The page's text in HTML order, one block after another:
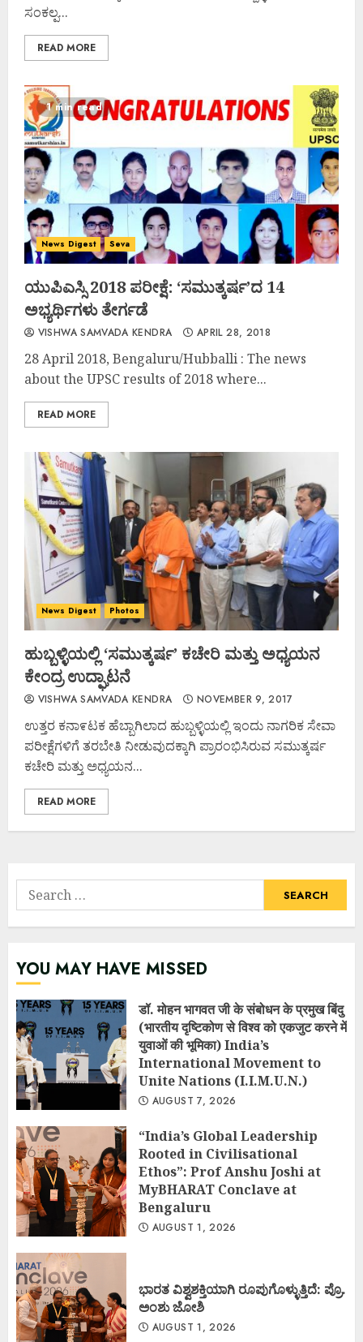
ಸಂಕಲ್ಪ...
READ MORE
1 min read
News Digest Seva
ಯುಪಿಎಸ್ಸಿ 2018 ಪರೀಕ್ಷೆ: ‘ಸಮುತ್ಕರ್ಷ’ದ 14
ಅಭ್ಯರ್ಥಿಗಳು ತೇರ್ಗಡೆ
VISHWA SAMVADA KENDRA APRIL 28, 2018
28 April 2018, Bengaluru/Hubballi : The news
about the UPSC results of 2018 where...
READ MORE
News Digest Photos
ಹುಬ್ಬಳ್ಳಿಯಲ್ಲಿ ‘ಸಮುತ್ಕರ್ಷ’ ಕಚೇರಿ ಮತ್ತು ಅಧ್ಯಯನ
ಕೇಂದ್ರ ಉದ್ಘಾಟನೆ
VISHWA SAMVADA KENDRA NOVEMBER 9, 2017
ಉತ್ತರ ಕನಾ೯ಟಕ ಹೆಬ್ಬಾಗಿಲಾದ ಹುಬ್ಬಳ್ಳಿಯಲ್ಲಿ ಇಂದು ನಾಗರಿಕ ಸೇವಾ
ಪರೀಕ್ಷೆಗಳಿಗೆ ತರಬೇತಿ ನೀಡುವುದಕ್ಕಾಗಿ ಪ್ರಾರಂಭಿಸಿರುವ ಸಮುತ್ಕರ್ಷ
ಕಚೇರಿ ಮತ್ತು ಅಧ್ಯಯನ...
READ MORE
Search
for:
YOU MAY HAVE MISSED
डॉ. मोहन भागवत जी के संबोधन के प्रमुख बिंदु
(भारतीय दृष्टिकोण से विश्व को एकजुट करने में
युवाओं की भूमिका) India’s
International Movement to
Unite Nations (I.I.M.U.N.)
AUGUST 7, 2026
“India’s Global Leadership
Rooted in Civilisational
Ethos”: Prof Anshu Joshi at
MyBHARAT Conclave at
Bengaluru
AUGUST 1, 2026
ಭಾರತ ವಿಶ್ವಶಕ್ತಿಯಾಗಿ ರೂಪುಗೊಳ್ಳುತ್ತಿದೆ: ಪ್ರೊ.
ಅಂಶು ಜೋಶಿ
AUGUST 1, 2026